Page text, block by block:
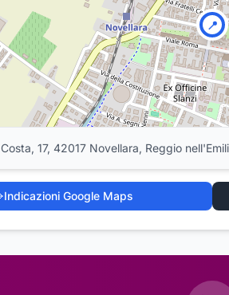
📍
17, 42017 Novellara, Reggio
Indicazioni Google Maps